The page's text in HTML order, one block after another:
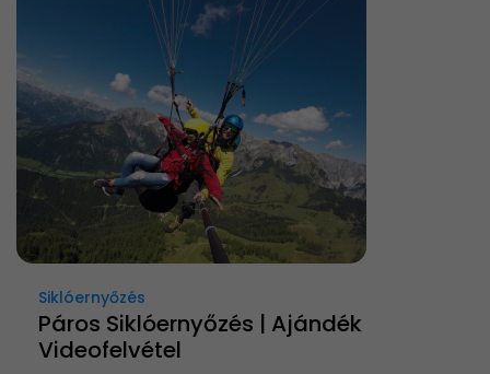
Siklóernyőzés
Páros Siklóernyőzés | Ajándék
Videofelvétel